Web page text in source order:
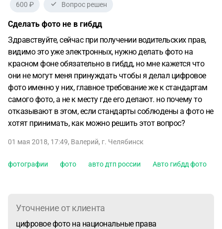
600 ₽ Вопрос решен
Сделать фото не в гибдд
Здравствуйте, сейчас при получении водительских прав,
видимо это уже электронных, нужно делать фото на
красном фоне обязательно в гибдд, но мне кажется что
они не могут меня принуждать чтобы я делал цифровое
фото именно у них, главное требование же к стандартам
самого фото, а не к месту где его делают. но почему то
отказывают в этом, если стандарты соблюдены а фото не
хотят принимать, как можно решить этот вопрос?
01 мая 2018, 17:49, Валерий, г. Челябинск
фотографии фото авто дтп россии Авто гибдд фото
Уточнение от клиента
цифровое фото на национальные права